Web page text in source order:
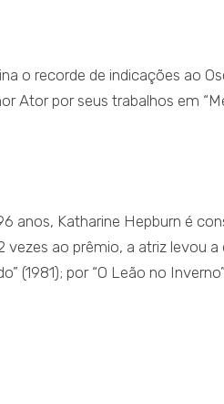
o recorde de indicações ao
Ator por seus trabalhos em
anos, Katharine Hepburn é
vezes ao prêmio, a atriz
(1981); por “O Leão no